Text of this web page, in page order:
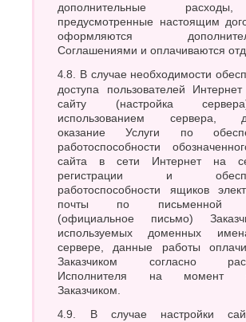
дополнительные
предусмотренные настоящим
оформляются
Соглашениями и оплачиваются
4.8. В случае необходимости обеспечения
доступа пользователей
сайту (настройка
использованием сервера,
оказание Услуги по
работоспособности
сайта в сети Интернет на
регистрации и
работоспособности ящиков
почты по письменной
(официальное письмо)
используемых доменных
сервере, данные работы
Заказчиком согласно
Исполнителя на момент
Заказчиком.
4.9. В случае настройки сайта на